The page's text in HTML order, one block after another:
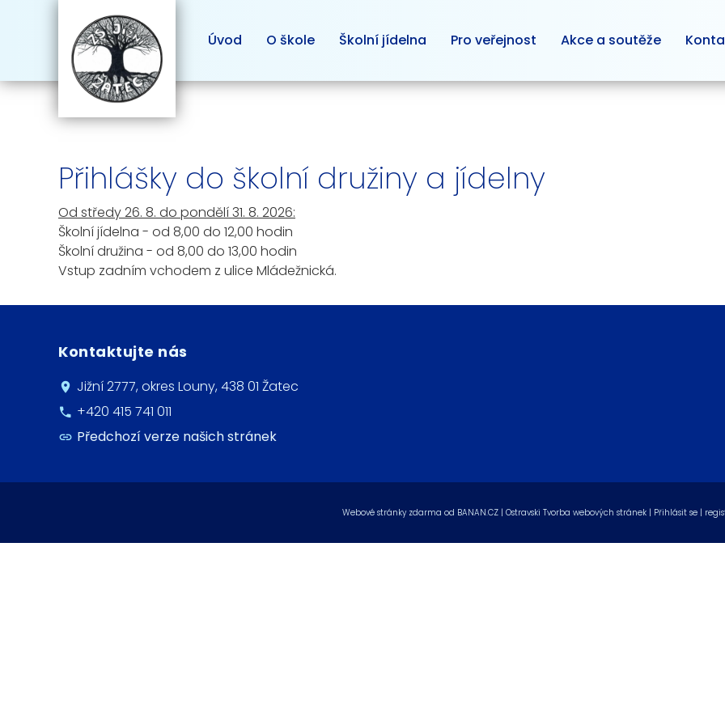
Úvod O škole Školní jídelna Pro veřejnost Akce a soutěže
Přihlášky do školní družiny a jídelny
Od středy 26. 8. do pondělí 31. 8. 2026:
Školní jídelna - od 8,00 do 12,00 hodin
Školní družina - od 8,00 do 13,00 hodin
Vstup zadním vchodem z ulice Mládežnická.
Kontaktujte nás
Jižní 2777, okres Louny, 438 01 Žatec
+420 415 741 011
Předchozí verze našich stránek
Webové stránky zdarma od BANAN.CZ| Ostravski Tvorba webových stránek | Přihlásit se |